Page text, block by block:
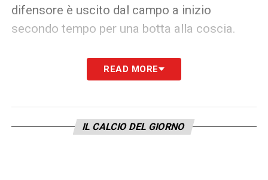
difensore è uscito dal campo a inizio
secondo tempo per una botta alla coscia.
Il giocatore è rientrato negli spogliatoi
accompagnato dallo staff medico ma le sue
Real Madrid.
READ MORE
IL CALCIO DEL GIORNO